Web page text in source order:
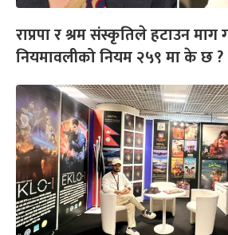
राप्रपा र श्रम संस्कृतिले हटाउन माग
नियमावलीको नियम २५९ मा के छ ?